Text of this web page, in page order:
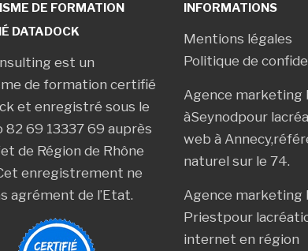
DE FORMATION
DATADOCK
est un
de formation certifié
et enregistré sous le
82 69 13337 69 auprès
de Région de Rhône
enregistrement ne
agrément de l’Etat.
INFORMATIONS
Mentions légales
Politique de
Agence marketing
àSeynodpour la
web à Annecy,
naturel sur le 74.
Agence marketing
Priestpour la
internet en région